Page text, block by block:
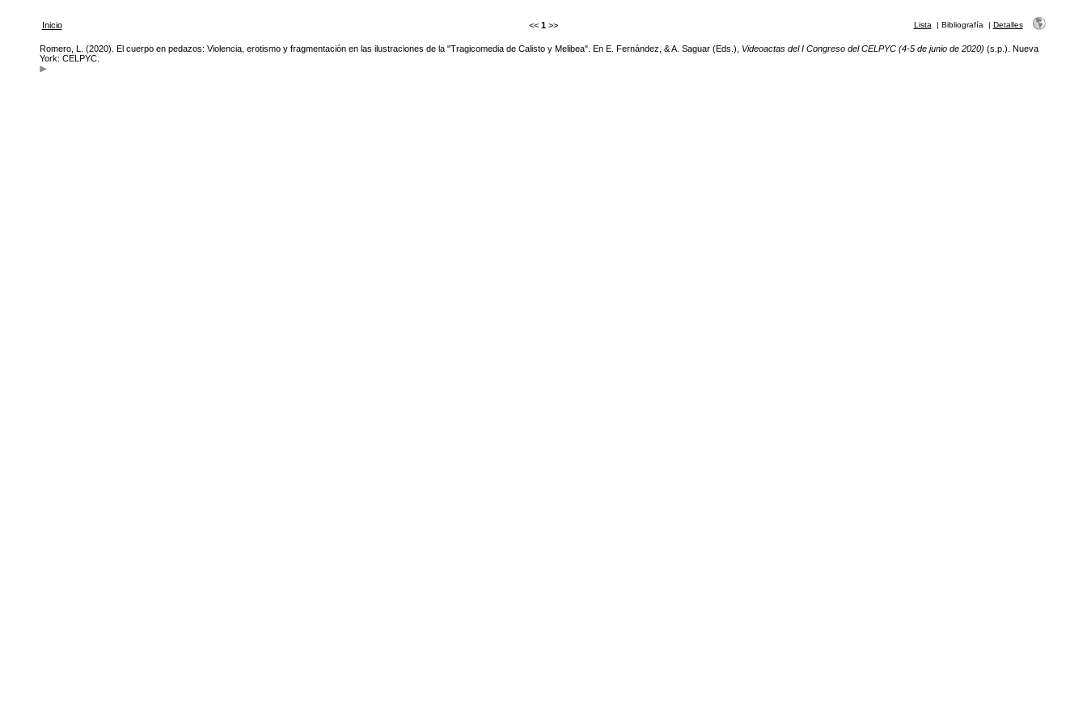
Inicio << 1 >> Lista | Bibliografía | Detalles
Romero, L. (2020). El cuerpo en pedazos: Violencia, erotismo y fragmentación en las ilustraciones de la "Tragicomedia de Calisto y Melibea". En E. Fernández, & A. Saguar (Eds.), Videoactas del I Congreso del CELPYC (4-5 de junio de 2020) (s.p.). Nueva
York: CELPYC.